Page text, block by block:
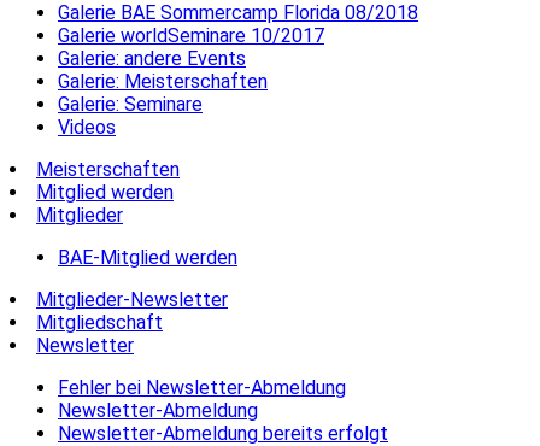
Galerie BAE Sommercamp Florida 08/2018
Galerie worldSeminare 10/2017
Galerie: andere Events
Galerie: Meisterschaften
Galerie: Seminare
Videos
Meisterschaften
Mitglied werden
Mitglieder
BAE-Mitglied werden
Mitglieder-Newsletter
Mitgliedschaft
Newsletter
Fehler bei Newsletter-Abmeldung
Newsletter-Abmeldung
Newsletter-Abmeldung bereits erfolgt